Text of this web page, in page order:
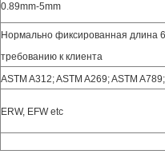
0.89mm-5mm
Нормально фиксированная длина
требованию к клиента
ASTM A312; ASTM A269; ASTM
ERW, EFW etc